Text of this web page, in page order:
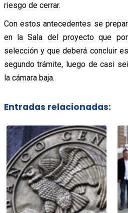
riesgo de cerrar.
Con estos antecedentes se
en la Sala del proyecto que
selección y que deberá concluir
segundo trámite, luego de casi
la cámara baja.
Entradas relacionadas: